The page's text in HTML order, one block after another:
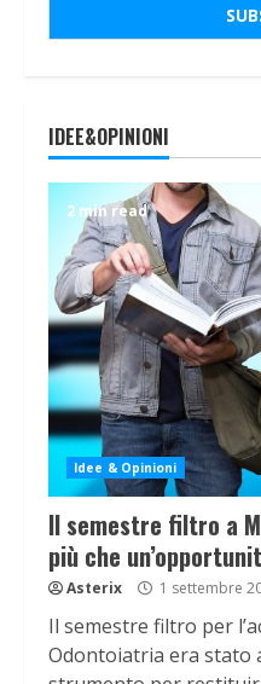
IDEE&OPINIONI
2 min read
Idee & Opinioni
Il semestre filtro a
più che
Asterix 1 settembre
Il semestre filtro per
Odontoiatria era stato